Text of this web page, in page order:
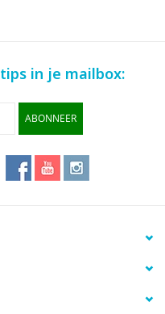
in je mailbox:
ABONNEER